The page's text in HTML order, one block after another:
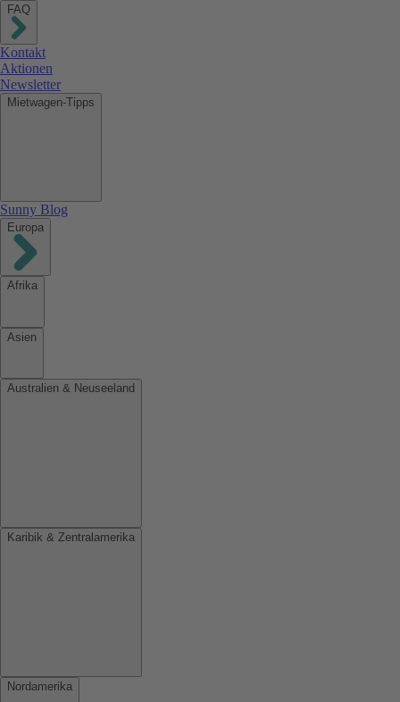
FAQ
Kontakt
Aktionen
Newsletter
Mietwagen-Tipps
Sunny Blog
Europa
Afrika
Asien
Australien & Neuseeland
Karibik & Zentralamerika
Nordamerika